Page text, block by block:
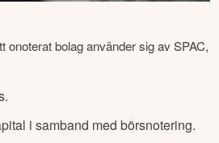
onoterat bolag använder sig av SPAC,
i samband med börsnotering.